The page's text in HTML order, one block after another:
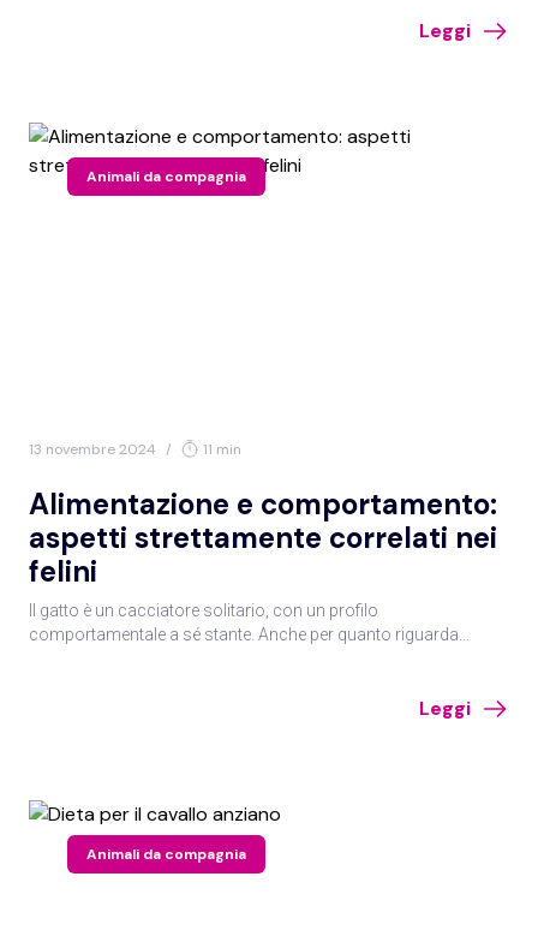
Leggi
Animali da compagnia
13 novembre 2024 / 11 min
Alimentazione e comportamento:
aspetti strettamente correlati nei
felini
Il gatto è un cacciatore solitario, con un profilo
comportamentale a sé stante. Anche per quanto riguarda
comportamentali. Se ne è parlato nel corso di un evento
Leggi
Animali da compagnia